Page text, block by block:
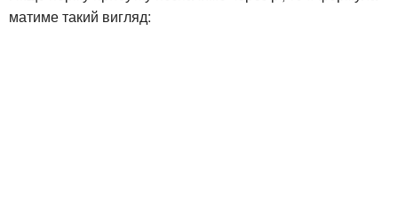
матиме такий вигляд: